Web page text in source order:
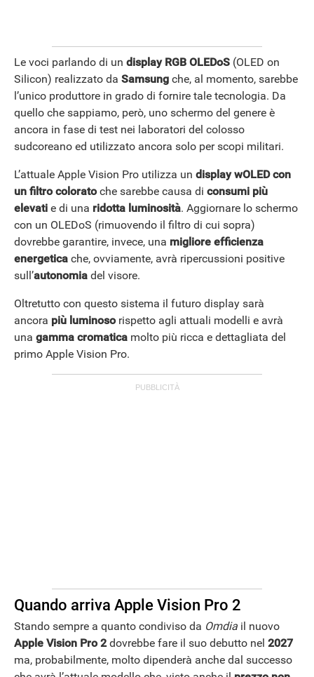
ANDROID
Le voci parlando di un display RGB OLEDoS (OLED on
Silicon) realizzato da Samsung che, al momento, sarebbe
l’unico produttore in grado di fornire tale tecnologia. Da
quello che sappiamo, però, uno schermo del genere è
ancora in fase di test nei laboratori del colosso
sudcoreano ed utilizzato ancora solo per scopi militari.
L’attuale Apple Vision Pro utilizza un display wOLED con
un filtro coloratoche sarebbe causa di consumi più
elevati e di una ridotta luminosità. Aggiornare lo schermo
con un OLEDoS (rimuovendo il filtro di cui sopra)
dovrebbe garantire, invece, una migliore efficienza
energetica che, ovviamente, avrà ripercussioni positive
sull’autonomia del visore.
Oltretutto con questo sistema il futuro display sarà
ancora più luminosorispetto agli attuali modelli e avrà
una gamma cromatica molto più ricca e dettagliata del
primo Apple Vision Pro.
Quando arriva Apple Vision Pro 2
Stando sempre a quanto condiviso da Omdia il nuovo
Apple Vision Pro 2dovrebbe fare il suo debutto nel 2027
ma, probabilmente, molto dipenderà anche dal successo